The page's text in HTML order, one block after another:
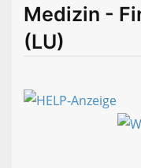
Medizin -
(LU)